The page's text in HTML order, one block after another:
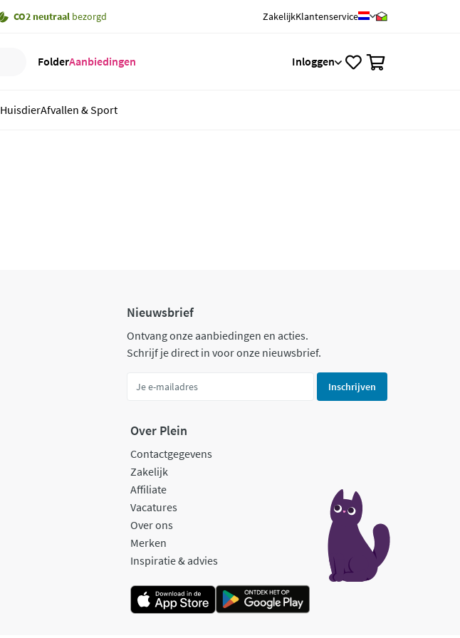
CO2 neutraal bezorgd ZakelijkKlantenservice
FolderAanbiedingen Inloggen
HuisdierAfvallen & Sport
Nieuwsbrief
Ontvang onze aanbiedingen en acties.
Schrijf je direct in voor onze nieuwsbrief.
Inschrijven
Over Plein
Contactgegevens
Zakelijk
Affiliate
Vacatures
Over ons
Merken
Inspiratie & advies